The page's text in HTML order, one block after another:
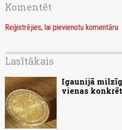
Komentēt
Reģistrējies, lai pievienotu komentāru
Lasītākais
Igaunijā
vienas